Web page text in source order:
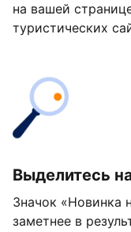
на вашей
туристических
Выделитесь
Значок «Новинка
заметнее в